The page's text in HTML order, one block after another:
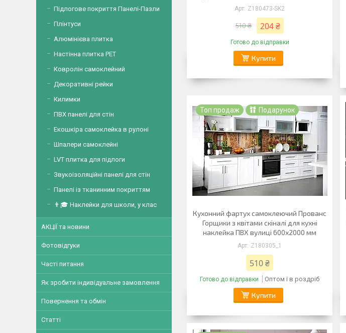
Z180473-SK2
510 ₴ 204 ₴
Готово до відправки
Купити
Топ продаж Подарунок
Кухонний фартух самоклеючий Прованс
Горщики з квітами скіналі для кухні
наклейка ПВХ вулиці 600х2000 мм
Z180305_1
510 ₴
Готово до відправки Оптом і в роздріб
Купити
Підлогове покриття Панелі-Пазли
Плінтуси
Алюмінієва плитка
Настінна плитка PET
Ковролін самоклейний
Декоративні рейки
Килимки
ПВХ панелі для стін
Екошкіра самоклейка в рулоні
Шпалери самоклейні
LVT плитка для підлоги
Звукоізоляційні панелі для стін
Панелі із тканинним покриттям
👨🎓 Наклейки для школи, у клас
АКЦІЇ та новини
Фотовідгуки
Часті питання
Як зробити індивідуальне замовлення
Повернення та обмін
Статті